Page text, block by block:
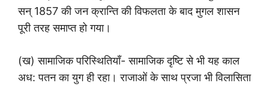
सन् 1857 की जन क्रान्ति की विफलता के बाद मुगल शासन
पूरी तरह समाप्त हो गया।
(ख) सामाजिक परिस्थितियाँ- सामाजिक दृष्टि से भी यह काल
अध: पतन का युग ही रहा। राजाओं के साथ प्रजा भी विलासिता